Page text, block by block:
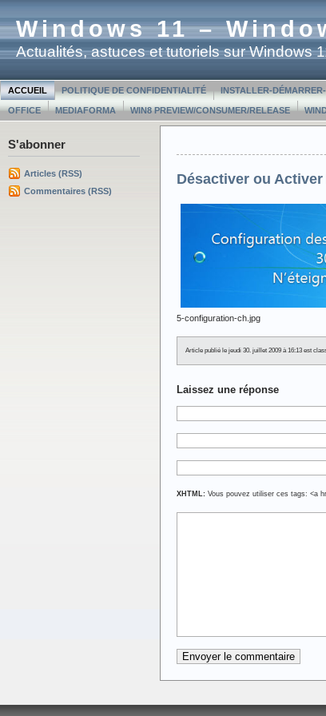
Windows 11 –
Actualités, astuces et tutoriels sur Windows
ACCUEIL POLITIQUE DE CONFIDENTIALITÉ INSTALLER-
OFFICE MEDIAFORMA WIN8 PREVIEW/CONSUMER/RELEASE
S'abonner
Articles (RSS)
Commentaires (RSS)
Désactiver ou
5-configuration-ch.jpg
Article publié le jeudi 30. juillet 2009 à 16:13 est
Laissez une réponse
XHTML: Vous pouvez utiliser ces tags: <a